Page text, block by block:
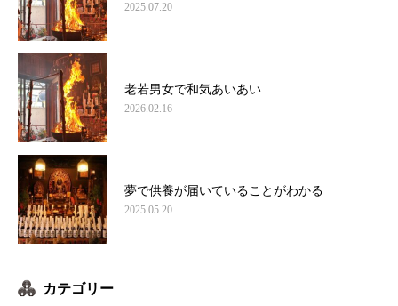
2025.07.20
老若男女で和気あいあい
2026.02.16
夢で供養が届いていることがわかる
2025.05.20
カテゴリー